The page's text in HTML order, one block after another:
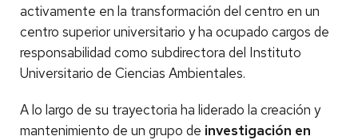
activamente en la transformación del centro en un
centro superior universitario y ha ocupado cargos de
responsabilidad como subdirectora del Instituto
Universitario de Ciencias Ambientales.
A lo largo de su trayectoria ha liderado la creación y
mantenimiento de un grupo de investigación en